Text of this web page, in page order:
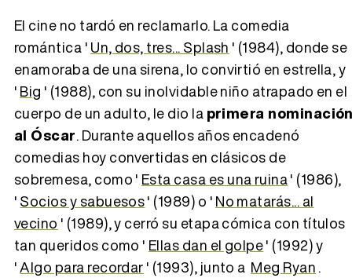
El cine no tardó en reclamarlo. La comedia
romántica 'Un, dos, tres... Splash ' (1984), donde se
enamoraba de una sirena, lo convirtió en estrella, y
'Big ' (1988), con su inolvidable niño atrapado en el
cuerpo de un adulto, le dio laprimera
al Óscar. Durante aquellos años encadenó
comedias hoy convertidas en clásicos de
sobremesa, como ' Esta casa es una ruina' (1986),
'Socios y sabuesos' (1989) o 'No matarás... al
vecino ' (1989), y cerró su etapa cómica con títulos
tan queridos como ' Ellas dan el golpe' (1992) y
'Algo para recordar' (1993), junto a Meg Ryan.